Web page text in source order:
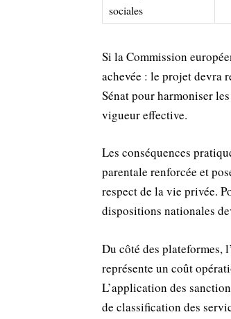
sociales
Si la Commission
achevée : le projet devra
Sénat pour harmoniser
vigueur effective.
Les conséquences
parentale renforcée et
respect de la vie privée.
dispositions nationales
Du côté des plateformes,
représente un coût
L’application des
de classification des